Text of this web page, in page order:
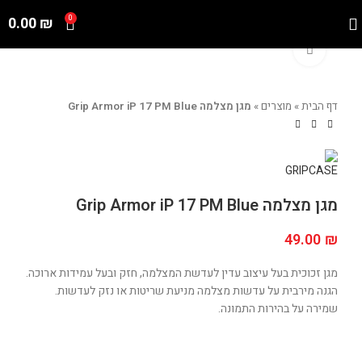
0
0.00₪
Click to enlarge
דף הבית» מוצרים» מגן מצלמה Grip Armor iP 17 PM Blue
מגן מצלמה Grip Armor iP 17 PM Blue
49.00 ₪
מגן זכוכית בעל עיצוב עדין לעדשת המצלמה, חזק ובעל עמידות ארוכה.
הגנה מירבית על עדשות מצלמה מניעת שריטות או נזק לעדשות.
שמירה על בהירות התמונה.